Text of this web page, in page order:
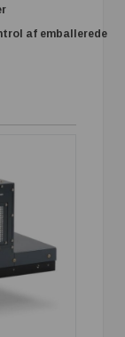
af emballerede